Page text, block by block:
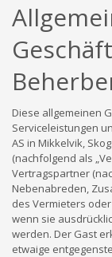
Diese allgemeinen
Serviceleistungen
AS in Mikkelvik,
(nachfolgend als
Vertragspartner
Nebenabreden,
des Vermieters
wenn sie
werden. Der Gast
etwaige